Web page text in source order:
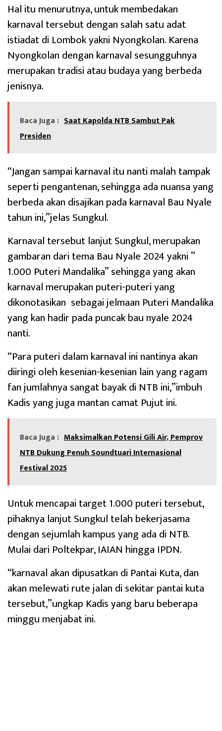
Hal itu menurutnya, untuk membedakan
karnaval tersebut dengan salah satu adat
istiadat di Lombok yakni Nyongkolan. Karena
Nyongkolan dengan karnaval sesungguhnya
merupakan tradisi atau budaya yang berbeda
jenisnya.
Baca Juga : Saat Kapolda NTB Sambut Pak
Presiden
“Jangan sampai karnaval itu nanti malah tampak
seperti pengantenan, sehingga ada nuansa yang
berbeda akan disajikan pada karnaval Bau Nyale
tahun ini,”jelas Sungkul.
Karnaval tersebut lanjut Sungkul, merupakan
gambaran dari tema Bau Nyale 2024 yakni ”
1.000 Puteri Mandalika” sehingga yang akan
karnaval merupakan puteri-puteri yang
dikonotasikan sebagai jelmaan Puteri Mandalika
yang kan hadir pada puncak bau nyale 2024
nanti.
“Para puteri dalam karnaval ini nantinya akan
diiringi oleh kesenian-kesenian lain yang ragam
fan jumlahnya sangat bayak di NTB ini,”imbuh
Kadis yang juga mantan camat Pujut ini.
Baca Juga : Maksimalkan Potensi Gili Air, Pemprov
NTB Dukung Penuh Soundtuari Internasional
Festival 2025
Untuk mencapai target 1.000 puteri tersebut,
pihaknya lanjut Sungkul telah bekerjasama
dengan sejumlah kampus yang ada di NTB.
Mulai dari Poltekpar, IAIAN hingga IPDN.
“karnaval akan dipusatkan di Pantai Kuta, dan
akan melewati rute jalan di sekitar pantai kuta
tersebut,”ungkap Kadis yang baru beberapa
minggu menjabat ini.